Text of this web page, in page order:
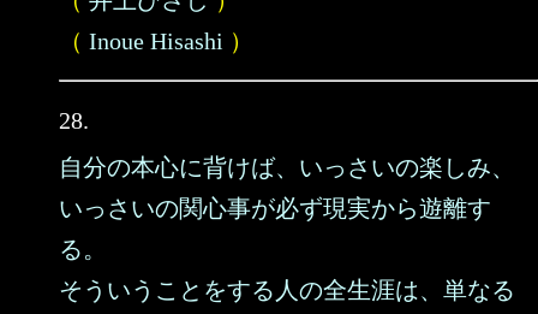
（ Inoue Hisashi ）
28.
自分の本心に背けば、いっさいの楽しみ、
いっさいの関心事が必ず現実から遊離す
る。
そういうことをする人の全生涯は、単なる